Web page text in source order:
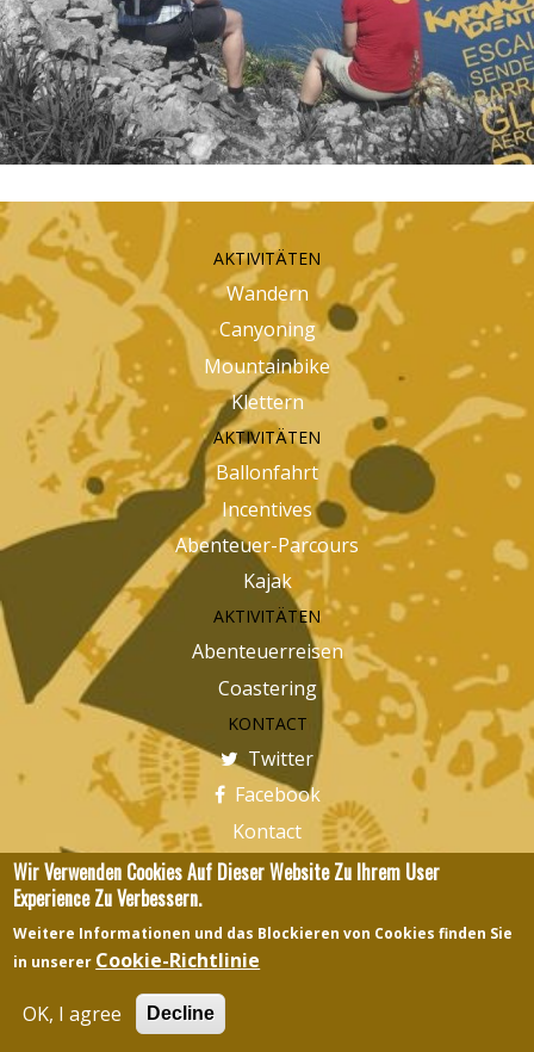
AKTIVITÄTEN
Wandern
Canyoning
Mountainbike
Klettern
AKTIVITÄTEN
Ballonfahrt
Incentives
Abenteuer-Parcours
Kajak
AKTIVITÄTEN
Abenteuerreisen
Coastering
KONTACT
Twitter
Facebook
Kontact
(+34) 610 344 702
info@karakorum-adventure.com
© Copyright 2015Karakorum Adventure
Connectingedots
Wir Verwenden Cookies Auf Dieser Website Zu Ihrem User
Experience Zu Verbessern.
Weitere Informationen und das Blockieren von Cookies finden Sie
in unserer Cookie-Richtlinie
OK, I agree Decline